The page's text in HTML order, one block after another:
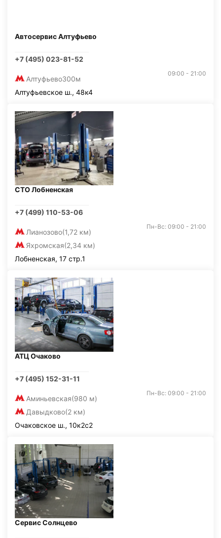
Автосервис Алтуфьево
+7 (495) 023-81-52
Алтуфьево300м
09:00 - 21:00
Алтуфьевское ш., 48к4
СТО Лобненская
+7 (499) 110-53-06
Лианозово(1,72 км)
Яхромская(2,34 км)
Пн-Вс: 09:00 - 21:00
Лобненская, 17 стр.1
АТЦ Очаково
+7 (495) 152-31-11
Аминьевская(980 м)
Давыдково(2 км)
Пн-Вс: 09:00 - 21:00
Очаковское ш., 10к2с2
Сервис Солнцево